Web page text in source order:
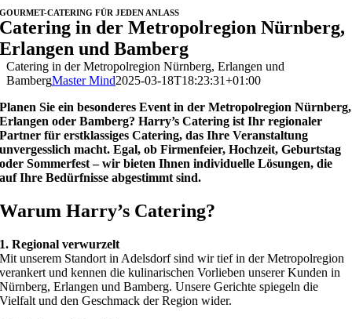
GOURMET-CATERING FÜR JEDEN ANLASS
Catering in der Metropolregion Nürnberg,
Erlangen und Bamberg
Catering in der Metropolregion Nürnberg, Erlangen und
BambergMaster Mind2025-03-18T18:23:31+01:00
Planen Sie ein besonderes Event in der Metropolregion Nürnberg,
Erlangen oder Bamberg? Harry’s Catering ist Ihr regionaler
Partner für erstklassiges Catering, das Ihre Veranstaltung
unvergesslich macht. Egal, ob Firmenfeier, Hochzeit, Geburtstag
oder Sommerfest – wir bieten Ihnen individuelle Lösungen, die
auf Ihre Bedürfnisse abgestimmt sind.
Warum Harry’s Catering?
1. Regional verwurzelt
Mit unserem Standort in Adelsdorf sind wir tief in der Metropolregion
verankert und kennen die kulinarischen Vorlieben unserer Kunden in
Nürnberg, Erlangen und Bamberg. Unsere Gerichte spiegeln die
Vielfalt und den Geschmack der Region wider.